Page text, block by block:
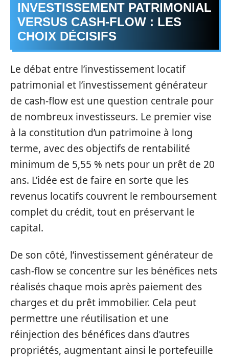
INVESTISSEMENT PATRIMONIAL
VERSUS CASH-FLOW : LES
CHOIX DÉCISIFS
Le débat entre l’investissement locatif
patrimonial et l’investissement générateur
de cash-flow est une question centrale pour
de nombreux investisseurs. Le premier vise
à la constitution d’un patrimoine à long
terme, avec des objectifs de rentabilité
minimum de 5,55 % nets pour un prêt de 20
ans. L’idée est de faire en sorte que les
revenus locatifs couvrent le remboursement
complet du crédit, tout en préservant le
capital.
De son côté, l’investissement générateur de
cash-flow se concentre sur les bénéfices nets
réalisés chaque mois après paiement des
charges et du prêt immobilier. Cela peut
permettre une réutilisation et une
réinjection des bénéfices dans d’autres
propriétés, augmentant ainsi le portefeuille